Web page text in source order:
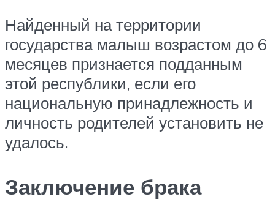
Найденный на территории
государства малыш возрастом до 6
месяцев признается подданным
этой республики, если его
национальную принадлежность и
личность родителей установить не
удалось.
Заключение брака